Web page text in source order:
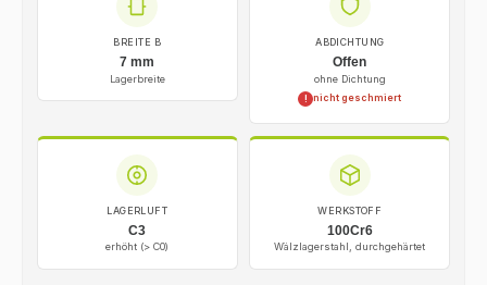
BREITE B
7 mm
Lagerbreite
ABDICHTUNG
Offen
ohne Dichtung
! nicht geschmiert
LAGERLUFT
C3
erhöht (> C0)
WERKSTOFF
100Cr6
Wälzlagerstahl, durchgehärtet